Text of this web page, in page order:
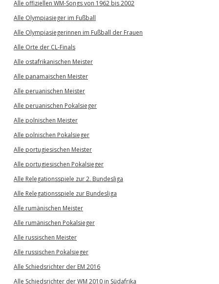
Alle offiziellen WM-Songs von 1962 bis 2002
Alle Olympiasieger im Fußball
Alle Olympiasiegerinnen im Fußball der Frauen
Alle Orte der CL-Finals
Alle ostafrikanischen Meister
Alle panamaischen Meister
Alle peruanischen Meister
Alle peruanischen Pokalsieger
Alle polnischen Meister
Alle polnischen Pokalsieger
Alle portugiesischen Meister
Alle portugiesischen Pokalsieger
Alle Relegationsspiele zur 2. Bundesliga
Alle Relegationsspiele zur Bundesliga
Alle rumänischen Meister
Alle rumänischen Pokalsieger
Alle russischen Meister
Alle russischen Pokalsieger
Alle Schiedsrichter der EM 2016
Alle Schiedsrichter der WM 2010 in Südafrika